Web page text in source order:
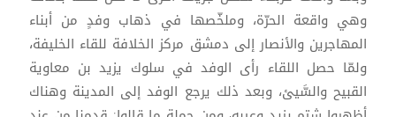
وهي واقعة الحرّة، وملخّصها في ذهاب وفدٍ من أبناء
المهاجرين والأنصار إلى دمشق مركز الخلافة للقاء الخليفة،
ولمّا حصل اللقاء رأى الوفد في سلوك يزيد بن معاوية
القبيح والسَّيئ، وبعد ذلك يرجع الوفد إلى المدينة وهناك